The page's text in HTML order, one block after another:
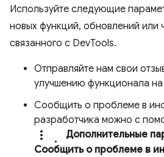
Используйте следующие
новых функций, обновлений или
связанного с DevTools.
Отправляйте нам свои
улучшению функционала на
Сообщить о проблеме в
разработчика можно с
more_vert. Дополнительные
Сообщить о проблеме в